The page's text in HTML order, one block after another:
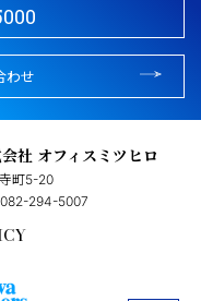
わせ
社 オフィスミツヒロ
町5-20
082-294-5007